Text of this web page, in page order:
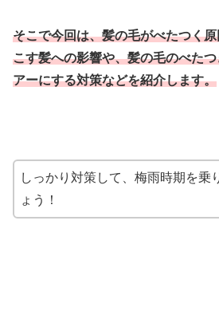
そこで今回は、髪の毛がべたつく
こす髪への影響や、髪の毛のべた
アーにする対策などを紹介します。
しっかり対策して、梅雨時期を乗
ょう！